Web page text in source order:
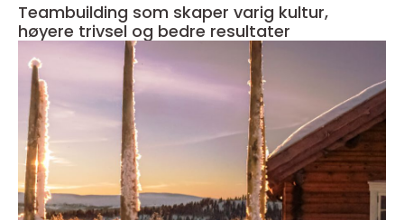
Teambuilding som skaper varig kultur,
høyere trivsel og bedre resultater